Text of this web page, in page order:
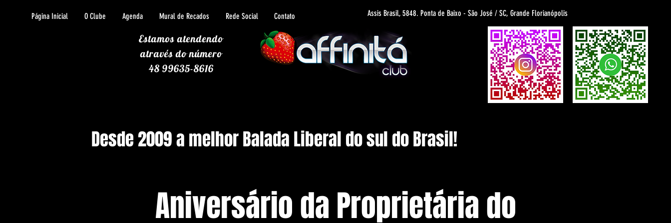
Página Inicial O Clube Agenda Mural de Recados Rede Social Contato Assis Brasil, 5848. Ponta de Baixo - São José / SC, Grande Florianópolis
Estamos atendendo
atravésdo número
48 99635-8616
Desde 2009 a melhor Balada Liberal do sul do Brasil!
Aniversário da Proprietária do